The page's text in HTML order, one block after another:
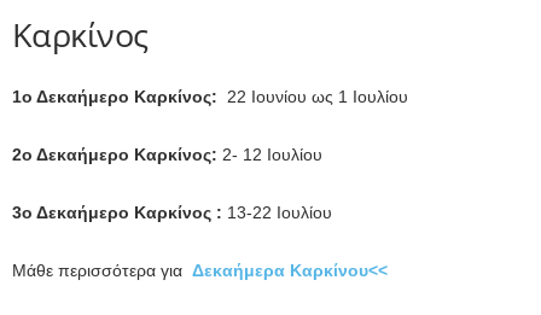
Καρκίνος
1ο Δεκαήμερο Καρκίνος: 22 Ιουνίου ως 1 Ιουλίου
2ο Δεκαήμερο Καρκίνος: 2- 12 Ιουλίου
3ο Δεκαήμερο Καρκίνος : 13-22 Ιουλίου
Μάθε περισσότερα για Δεκαήμερα Καρκίνου<<